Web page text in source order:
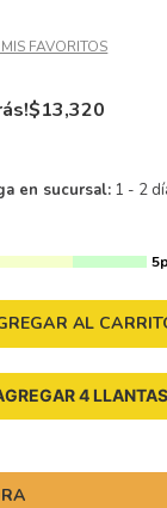
$13,320
en sucursal: 1 - 2
AL
4 LLANTAS